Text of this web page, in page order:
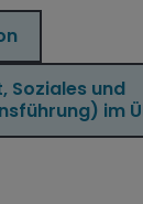
Soziales und
im